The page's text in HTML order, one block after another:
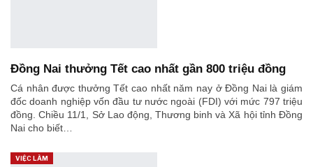
Đồng Nai thưởng Tết cao nhất gần 800 triệu đồng
Cá nhân được thưởng Tết cao nhất năm nay ở Đồng Nai là giám
đốc doanh nghiệp vốn đầu tư nước ngoài (FDI) với mức 797 triệu
đồng. Chiều 11/1, Sở Lao động, Thương binh và Xã hội tỉnh Đồng
Nai cho biết…
VIỆC LÀM